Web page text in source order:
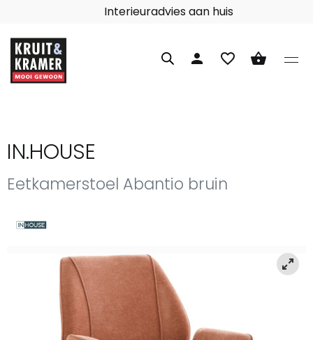
Interieuradvies aan huis
person favorite_border shopping_basket
IN.HOUSE
Eetkamerstoel Abantio bruin